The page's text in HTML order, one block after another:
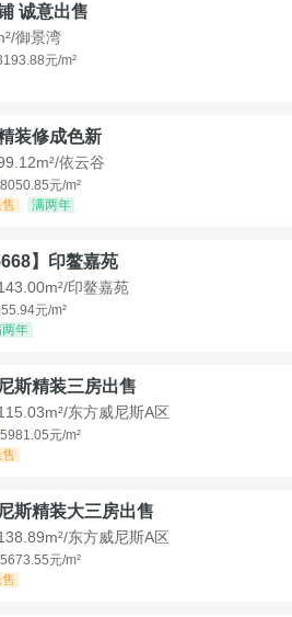
诚意出售
御景湾
元/m²
装修成色新
依云谷
8050.85元/m²
满两年
】印鳌嘉苑
印鳌嘉苑
元/m²
两年
斯精装三房出售
东方威尼斯A区
5981.05元/m²
斯精装大三房出售
东方威尼斯A区
5673.55元/m²